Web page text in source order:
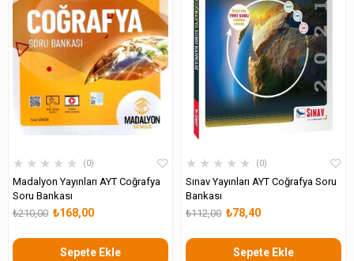
★ ★ ★ ★ ★ 0
Madalyon Yayınları AYT Coğrafya
Soru Bankası
₺168,00
₺210,00
Sepete Ekle
★ ★ ★ ★ ★ 0
Sınav Yayınları AYT Coğrafya Soru
Bankası
₺78,40
₺112,00
Sepete Ekle